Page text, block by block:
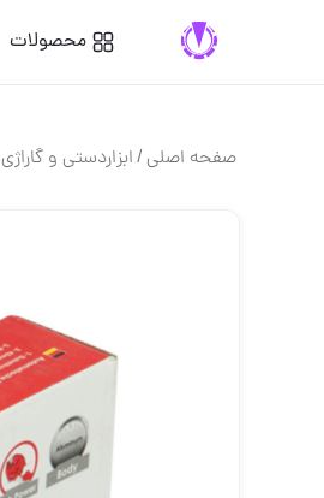
محصولات
صفحه اصلی/ابزاردستی و گاراژی